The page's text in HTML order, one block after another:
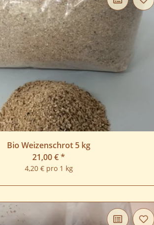
Bio Weizenschrot 5 kg
21,00 €*
4,20 € pro 1 kg